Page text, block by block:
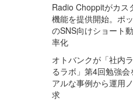
Radio Choppitがカス
機能を提供開始。ポ
のSNS向けショート
率化
オトバンクが「社内
るラボ」第4回勉強会
アルな事例から運用
求